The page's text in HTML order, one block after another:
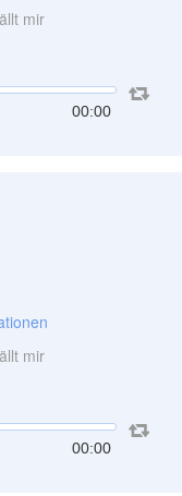
mir
00:00
mir
00:00